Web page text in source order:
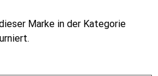
Marke in der Kategorie